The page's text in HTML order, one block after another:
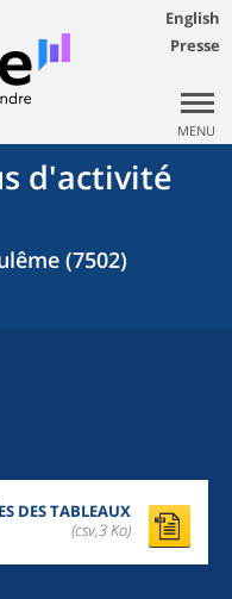
English
Presse
MENU
d'activité
(7502)
DES TABLEAUX
(csv,3 Ko)